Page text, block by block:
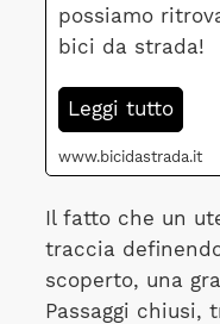
possiamo
bici da strada!
Leggi tutto
www.bicidastrada.it
Il fatto che un
traccia
scoperto, una
Passaggi